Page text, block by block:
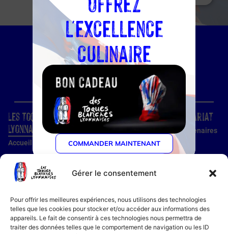
Gérer le consentement
Pour offrir les meilleures expériences, nous utilisons des technologies
telles que les cookies pour stocker et/ou accéder aux informations des
appareils. Le fait de consentir à ces technologies nous permettra de
traiter des données telles que le comportement de navigation ou les ID
Partenariat
Nos partenaires
Devenir
partenaire
Devenir membre
Les Toques Blanches
Lyonnaises
Accueil
Guide établissements
Notre histoire
Bon cadeau
Site
Confidentialité
Mentions légales
l'excellence
culinaire
COMMANDER MAINTENANT